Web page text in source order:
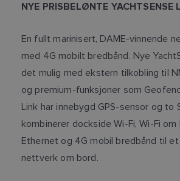
NYE PRISBELØNTE YACHTSENSE
En fullt marinisert, DAME-vinnende
med 4G mobilt bredbånd. Nye
det mulig med ekstern tilkobling til
og premium-funksjoner som
Link har innebygd GPS-sensor og to
kombinerer dockside Wi-Fi, Wi-Fi om
Ethernet og 4G mobil bredbånd til
nettverk om bord.